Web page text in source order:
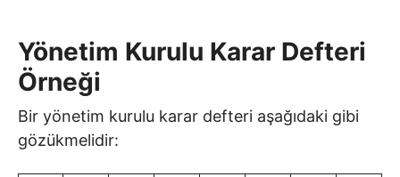
Yönetim Kurulu Karar Defteri
Örneği
Bir yönetim kurulu karar defteri aşağıdaki gibi
gözükmelidir: